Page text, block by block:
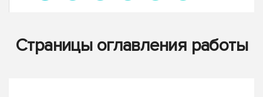
Страницы оглавления работы